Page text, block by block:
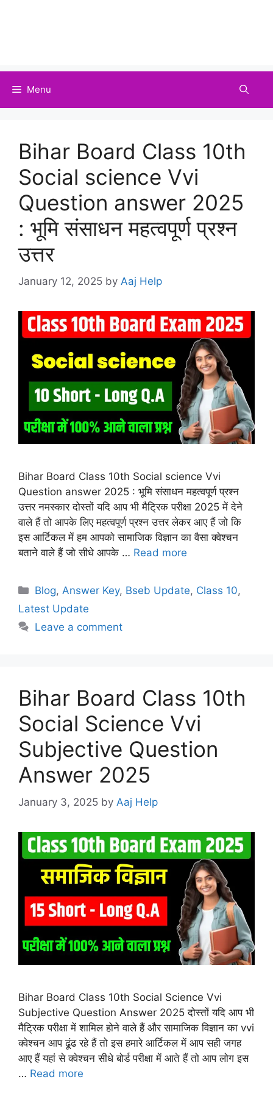
Menu
Bihar Board Class 10th
Social science Vvi
Question answer 2025
: भूमि संसाधन महत्वपूर्ण प्रश्न
उत्तर
January 12, 2025 by Aaj Help
Bihar Board Class 10th Social science Vvi
Question answer 2025 : भूमि संसाधन महत्वपूर्ण प्रश्न
उत्तर नमस्कार दोस्तों यदि आप भी मैट्रिक परीक्षा 2025 में देने
वाले हैं तो आपके लिए महत्वपूर्ण प्रश्न उत्तर लेकर आए हैं जो कि
इस आर्टिकल में हम आपको सामाजिक विज्ञान का वैसा क्वेश्चन
बताने वाले हैं जो सीधे आपके … Read more
Categories
Blog,Answer Key, Bseb Update, Class 10,
Latest Update
Leave a comment
Bihar Board Class 10th
Social Science Vvi
Subjective Question
Answer 2025
January 3, 2025 by Aaj Help
Bihar Board Class 10th Social Science Vvi
Subjective Question Answer 2025 दोस्तों यदि आप भी
मैट्रिक परीक्षा में शामिल होने वाले हैं और सामाजिक विज्ञान का vvi
क्वेश्चन आप ढूंढ रहे हैं तो इस हमारे आर्टिकल में आप सही जगह
आए हैं यहां से क्वेश्चन सीधे बोर्ड परीक्षा में आते हैं तो आप लोग इस
… Read more